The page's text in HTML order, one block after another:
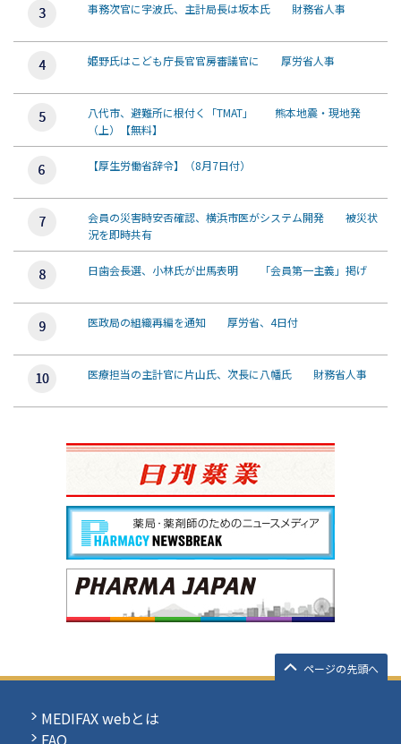
事務次官に宇波氏、主計局長は坂本氏 財務省人事
姫野氏はこども庁長官官房審議官に 厚労省人事
八代市、避難所に根付く「TMAT」 熊本地震・現地発
（上）【無料】
【厚生労働省辞令】（8月7日付）
会員の災害時安否確認、横浜市医がシステム開発 被災状
況を即時共有
日歯会長選、小林氏が出馬表明 「会員第一主義」掲げ
医政局の組織再編を通知 厚労省、4日付
医療担当の主計官に片山氏、次長に八幡氏 財務省人事
ページの先頭へ
MEDIFAX webとは
FAQ